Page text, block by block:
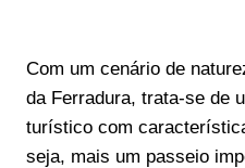
Com um cenário de
da Ferradura, trata-se de
turístico com
seja, mais um passeio